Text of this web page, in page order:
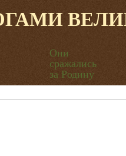
Они
сражались
за Родину